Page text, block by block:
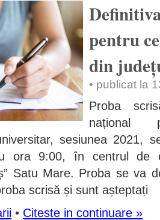
pentru
din
• publicat la
Proba
național
sesiunea 2021,
ora 9:00, în centrul de
Satu Mare. Proba se va
scrisă și sunt așteptați
• Citeste in continuare »